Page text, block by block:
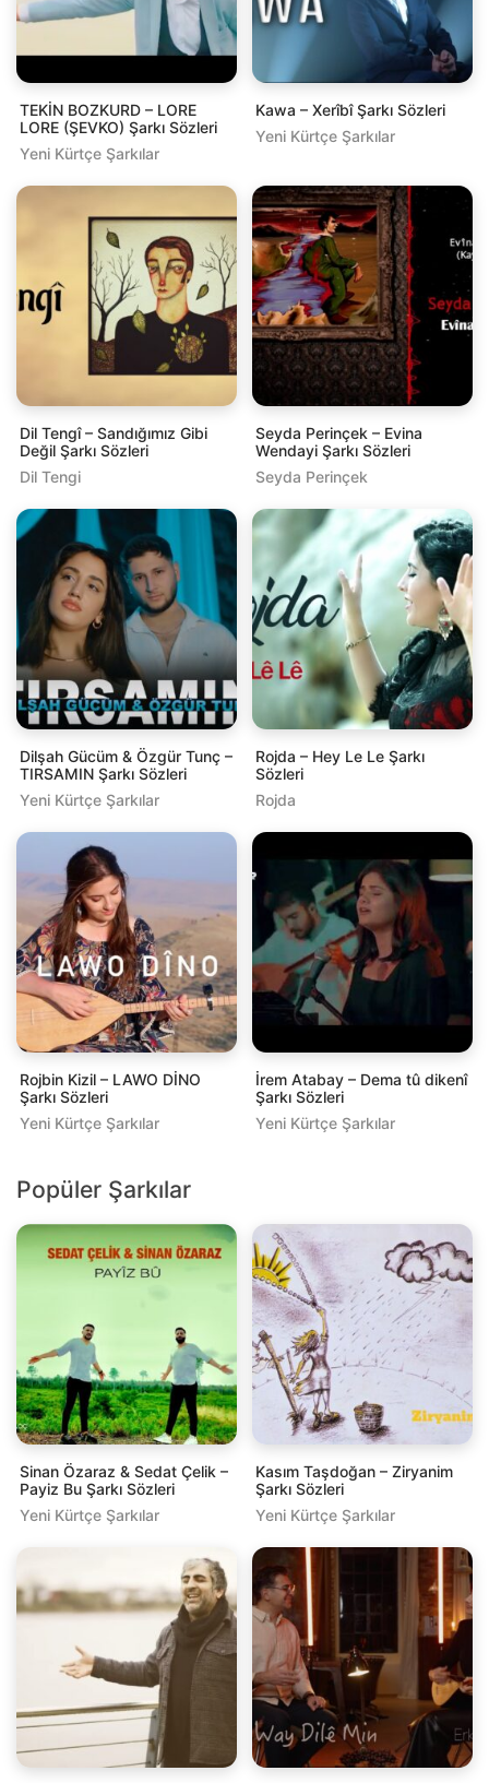
TEKİN BOZKURD – LORE
LORE (ŞEVKO) Şarkı Sözleri
Yeni Kürtçe Şarkılar
Kawa – Xerîbî Şarkı Sözleri
Yeni Kürtçe Şarkılar
Dil Tengî – Sandığımız Gibi
Değil Şarkı Sözleri
Dil Tengi
Seyda Perinçek – Evina
Wendayi Şarkı Sözleri
Seyda Perinçek
Dilşah Gücüm & Özgür Tunç –
TIRSAMIN Şarkı Sözleri
Yeni Kürtçe Şarkılar
Rojda – Hey Le Le Şarkı
Sözleri
Rojda
Rojbin Kizil – LAWO DİNO
Şarkı Sözleri
Yeni Kürtçe Şarkılar
İrem Atabay – Dema tû dikenî
Şarkı Sözleri
Yeni Kürtçe Şarkılar
Popüler Şarkılar
Sinan Özaraz & Sedat Çelik –
Payiz Bu Şarkı Sözleri
Yeni Kürtçe Şarkılar
Kasım Taşdoğan – Ziryanim
Şarkı Sözleri
Yeni Kürtçe Şarkılar